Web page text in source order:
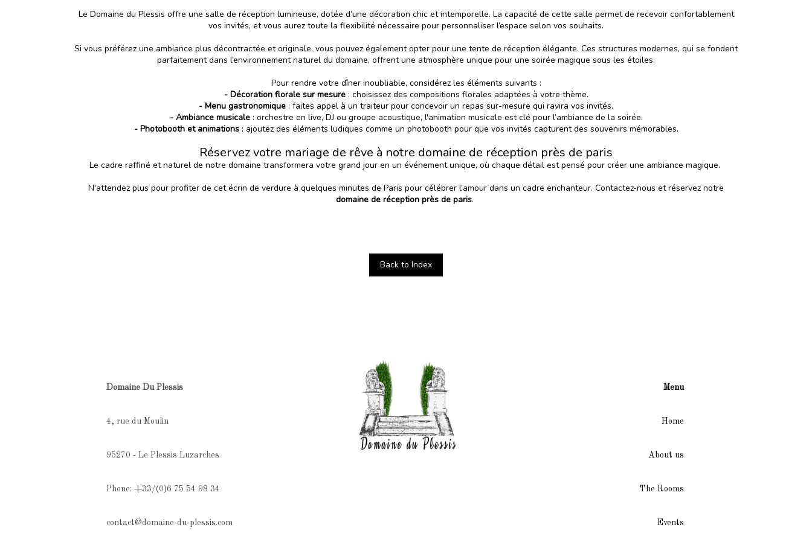
Le Domaine du Plessis offre une salle de réception lumineuse, dotée d’une décoration chic et intemporelle. La capacité de cette salle permet de recevoir confortablement
vos invités, et vous aurez toute la flexibilité nécessaire pour personnaliser l’espace selon vos souhaits.
Si vous préférez une ambiance plus décontractée et originale, vous pouvez également opter pour une tente de réception élégante. Ces structures modernes, qui se fondent
parfaitement dans l’environnement naturel du domaine, offrent une atmosphère unique pour une soirée magique sous les étoiles.
Pour rendre votre dîner inoubliable, considérez les éléments suivants :
- Décoration florale sur mesure: choisissez des compositions florales adaptées à votre thème.
- Menu gastronomique : faites appel à un traiteur pour concevoir un repas sur-mesure qui ravira vos invités.
- Ambiance musicale : orchestre en live, DJ ou groupe acoustique, l'animation musicale est clé pour l’ambiance de la soirée.
- Photobooth et animations : ajoutez des éléments ludiques comme un photobooth pour que vos invités capturent des souvenirs mémorables.
Réservez votre mariage de rêve à notre domaine de réception près de paris
Le cadre raffiné et naturel de notre domaine transformera votre grand jour en un événement unique, où chaque détail est pensé pour créer une ambiance magique.
N'attendez plus pour profiter de cet écrin de verdure à quelques minutes de Paris pour célébrer l’amour dans un cadre enchanteur. Contactez-nous etréservez notre
domaine de réception près de paris.
Back to Index
Domaine Du Plessis
4, rue du Moulin
95270 - Le Plessis Luzarches
Phone: +33/(0)6 75 54 98 34
contact@domaine-du-plessis.com
Menu
Home
About us
The Rooms
Events